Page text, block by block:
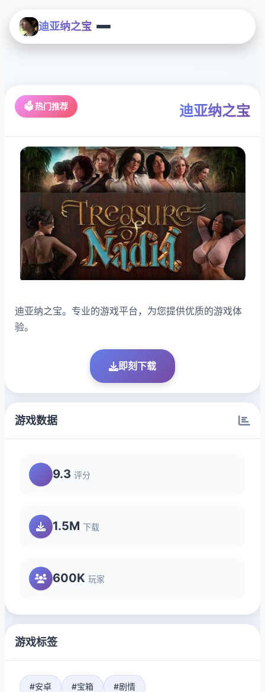
迪亚纳之宝
🗳️ 热门推荐 迪亚纳之宝
迪亚纳之宝。专业的游戏平台，为您提供优质的游戏体
验。
即刻下载
游戏数据
9.3 评分
1.5M 下载
600K 玩家
游戏标签
#安卓 #宝箱 #剧情